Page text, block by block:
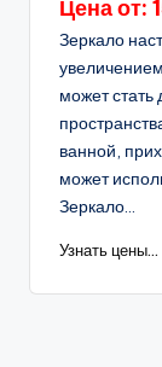
Цена от:
Зеркало
может
ванной,
может
Зеркало...
Узнать цены...